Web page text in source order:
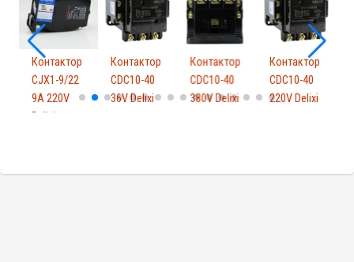
Контактор
CJX1-9/22
9A 220V
Delixi
Контактор
CDC10-40
36V Delixi
Контактор
CDC10-40
380V Delixi
Контактор
CDC10-40
220V Delixi